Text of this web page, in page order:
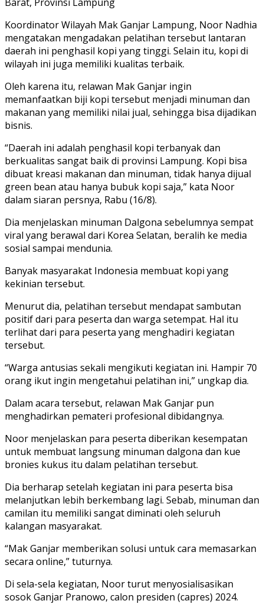
Koordinator Wilayah Mak Ganjar Lampung, Noor Nadhia
mengatakan mengadakan pelatihan tersebut lantaran
daerah ini penghasil kopi yang tinggi. Selain itu, kopi di
wilayah ini juga memiliki kualitas terbaik.
Oleh karena itu, relawan Mak Ganjar ingin
memanfaatkan biji kopi tersebut menjadi minuman dan
makanan yang memiliki nilai jual, sehingga bisa dijadikan
bisnis.
“Daerah ini adalah penghasil kopi terbanyak dan
berkualitas sangat baik di provinsi Lampung. Kopi bisa
dibuat kreasi makanan dan minuman, tidak hanya dijual
green bean atau hanya bubuk kopi saja,” kata Noor
dalam siaran persnya, Rabu (16/8).
Dia menjelaskan minuman Dalgona sebelumnya sempat
viral yang berawal dari Korea Selatan, beralih ke media
sosial sampai mendunia.
Banyak masyarakat Indonesia membuat kopi yang
kekinian tersebut.
Menurut dia, pelatihan tersebut mendapat sambutan
positif dari para peserta dan warga setempat. Hal itu
terlihat dari para peserta yang menghadiri kegiatan
tersebut.
“Warga antusias sekali mengikuti kegiatan ini. Hampir 70
orang ikut ingin mengetahui pelatihan ini,” ungkap dia.
Dalam acara tersebut, relawan Mak Ganjar pun
menghadirkan pemateri profesional dibidangnya.
Noor menjelaskan para peserta diberikan kesempatan
untuk membuat langsung minuman dalgona dan kue
bronies kukus itu dalam pelatihan tersebut.
Dia berharap setelah kegiatan ini para peserta bisa
melanjutkan lebih berkembang lagi. Sebab, minuman dan
camilan itu memiliki sangat diminati oleh seluruh
kalangan masyarakat.
“Mak Ganjar memberikan solusi untuk cara memasarkan
secara online,” tuturnya.
Di sela-sela kegiatan, Noor turut menyosialisasikan
sosok Ganjar Pranowo, calon presiden (capres) 2024.